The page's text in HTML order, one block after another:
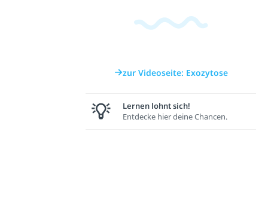
zur Videoseite: Exozytose
Lernen lohnt sich!
Entdecke hier deine Chancen.